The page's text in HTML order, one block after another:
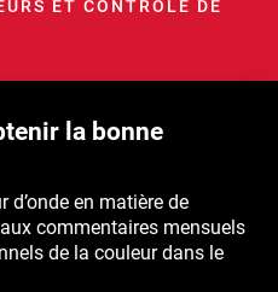
ET CONTRÔLE DE
la bonne
d’onde en matière de
commentaires mensuels
de la couleur dans le